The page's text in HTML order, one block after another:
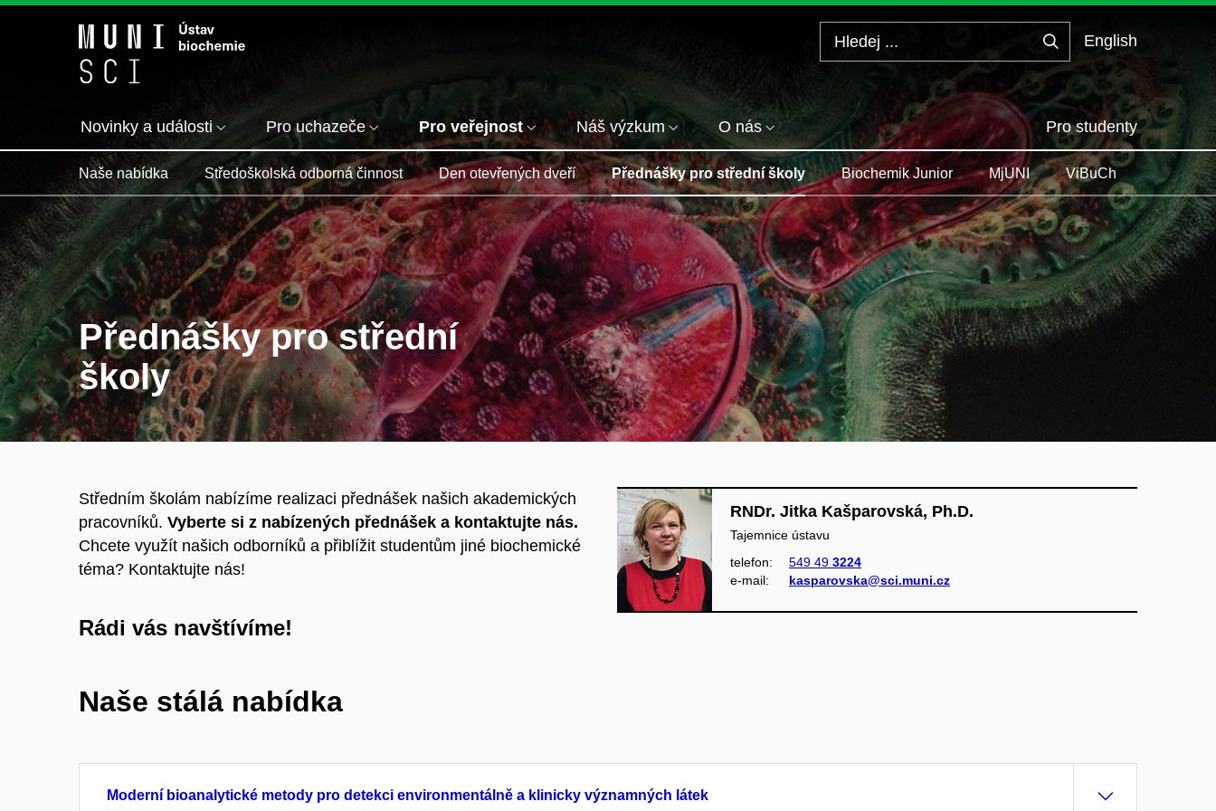
...
English
Novinky a události Pro uchazeče Pro veřejnost Náš výzkum O nás Pro studenty
Naše nabídka Středoškolská odborná činnost Den otevřených dveří Přednášky pro střední školy Biochemik Junior MjUNI ViBuCh
Přednášky pro střední
školy
Středním školám nabízíme realizaci přednášek našich akademických
pracovníků. Vyberte si z nabízených přednášek a kontaktujte nás.
Chcete využít našich odborníků a přiblížit studentům jiné biochemické
téma? Kontaktujte nás!
Rádi vás navštívíme!
RNDr. Jitka Kašparovská, Ph.D.
Tajemnice ústavu
telefon:
549 49 3224
e‑mail:
kasparovska@sci.muni.cz
Naše stálá nabídka
Moderní bioanalytické metody pro detekci environmentálně a klinicky významných látek